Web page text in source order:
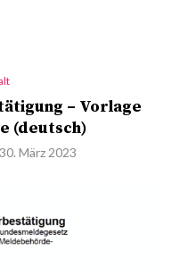
– Vorlage
(deutsch)
30. März 2023